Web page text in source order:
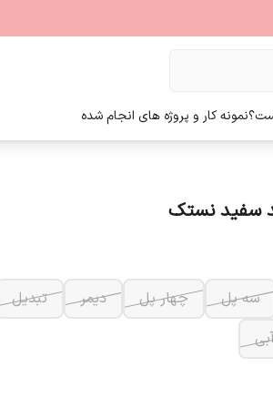
نمونه کار و پروژه های انجام شده
سفید نستک
سه پل چهار پل دیمر
تبدیل